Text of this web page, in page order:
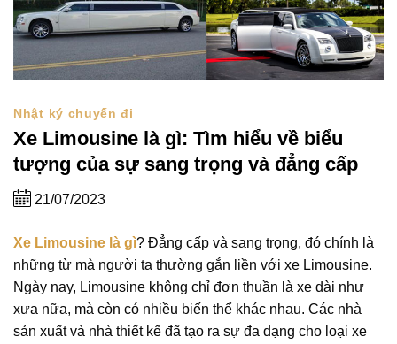
Nhật ký chuyến đi
Xe Limousine là gì: Tìm hiểu về biểu
tượng của sự sang trọng và đẳng cấp
21/07/2023
Xe Limousine là gì? Đẳng cấp và sang trọng, đó chính là
những từ mà người ta thường gắn liền với xe Limousine.
Ngày nay, Limousine không chỉ đơn thuần là xe dài như
xưa nữa, mà còn có nhiều biến thể khác nhau. Các nhà
sản xuất và nhà thiết kế đã tạo ra sự đa dạng cho loại xe